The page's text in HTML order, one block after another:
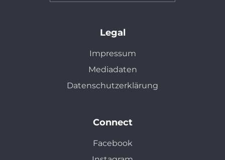
Legal
Impressum
Mediadaten
Datenschutzerklärung
Connect
Facebook